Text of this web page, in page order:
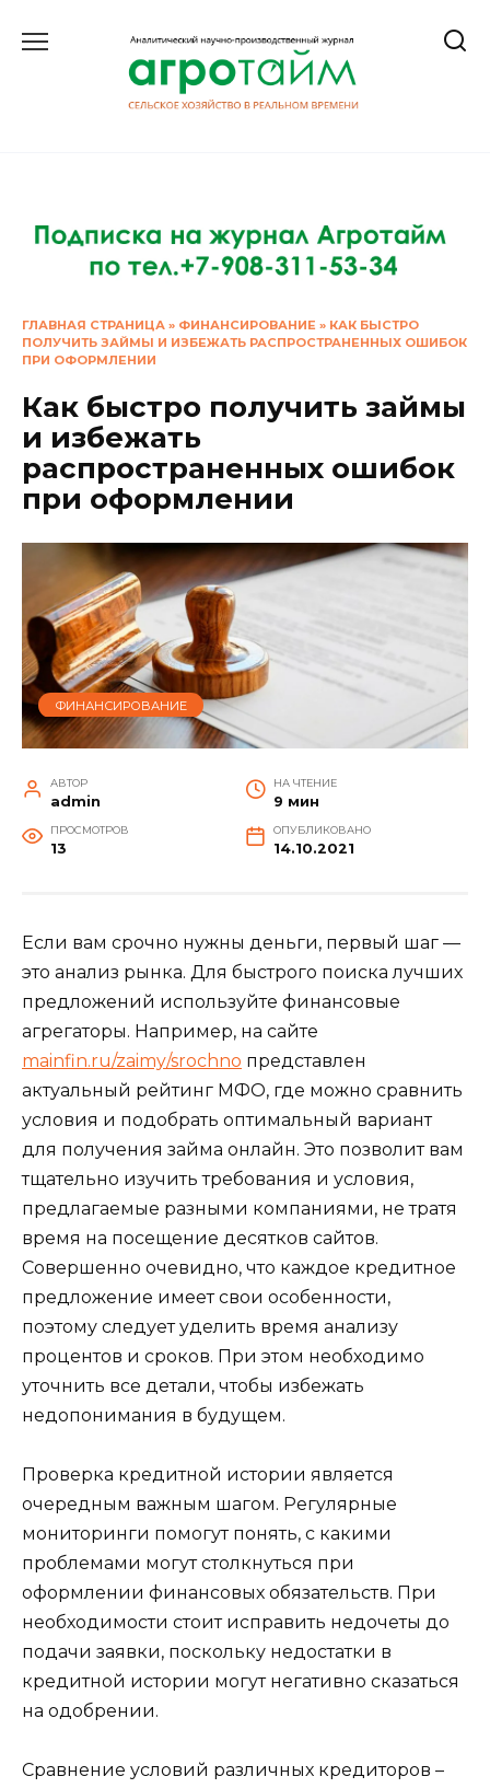
ГЛАВНАЯ СТРАНИЦА » ФИНАНСИРОВАНИЕ » КАК БЫСТРО
ПОЛУЧИТЬ ЗАЙМЫ И ИЗБЕЖАТЬ РАСПРОСТРАНЕННЫХ ОШИБОК
ПРИ ОФОРМЛЕНИИ
Как быстро получить займы
и избежать
распространенных ошибок
при оформлении
ФИНАНСИРОВАНИЕ
АВТОР
admin
НА ЧТЕНИЕ
9 мин
ПРОСМОТРОВ
13
ОПУБЛИКОВАНО
14.10.2021
Если вам срочно нужны деньги, первый шаг —
это анализ рынка. Для быстрого поиска лучших
предложений используйте финансовые
агрегаторы. Например, на сайте
mainfin.ru/zaimy/srochno представлен
актуальный рейтинг МФО, где можно сравнить
условия и подобрать оптимальный вариант
для получения займа онлайн. Это позволит вам
тщательно изучить требования и условия,
предлагаемые разными компаниями, не тратя
время на посещение десятков сайтов.
Совершенно очевидно, что каждое кредитное
предложение имеет свои особенности,
поэтому следует уделить время анализу
процентов и сроков. При этом необходимо
уточнить все детали, чтобы избежать
недопонимания в будущем.
Проверка кредитной истории является
очередным важным шагом. Регулярные
мониторинги помогут понять, с какими
проблемами могут столкнуться при
оформлении финансовых обязательств. При
необходимости стоит исправить недочеты до
подачи заявки, поскольку недостатки в
кредитной истории могут негативно сказаться
на одобрении.
Сравнение условий различных кредиторов –